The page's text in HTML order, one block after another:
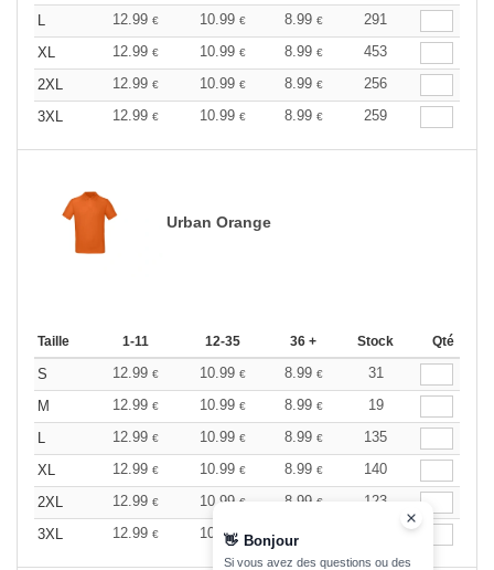
L
12.99 € 10.99 € 8.99 €
291
XL
12.99 € 10.99 € 8.99 €
453
2XL
12.99 € 10.99 € 8.99 €
256
3XL
12.99 € 10.99 € 8.99 € 259
Urban Orange
Taille 1-11 12-35 36 + Stock Qté
S 12.99 € 10.99 € 8.99 €
31
M
12.99 € 10.99 € 8.99 €
19
L
12.99 € 10.99 € 8.99 €
135
XL
12.99 € 10.99 € 8.99 €
140
2XL
12.99 € 10.99 € 8.99 €
123
3XL
12.99 € 10.99 €
👋 Bonjour
Si vous avez des questions ou des